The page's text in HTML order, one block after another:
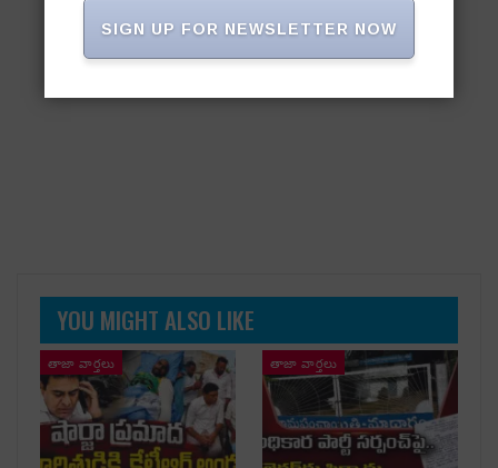
YOU MIGHT ALSO LIKE
తాజా వార్తలు తాజా వార్తలు
SIGN UP FOR NEWSLETTER NOW